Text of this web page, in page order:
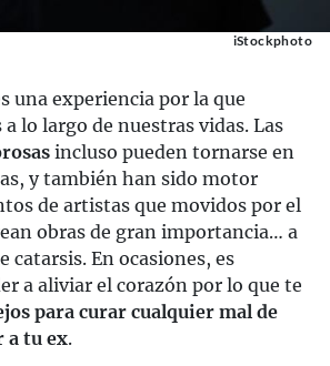
iStockphoto
una experiencia por la que
lo largo de nuestras vidas. Las
incluso pueden tornarse en
y también han sido motor
de artistas que movidos por el
obras de gran importancia… a
catarsis. En ocasiones, es
a aliviar el corazón por lo que te
para curar cualquier mal de
a tu ex.